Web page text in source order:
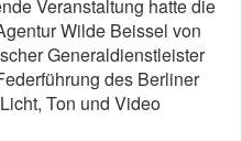
Veranstaltung hatte die
Wilde Beissel von
Generaldienstleister
des Berliner
Ton und Video